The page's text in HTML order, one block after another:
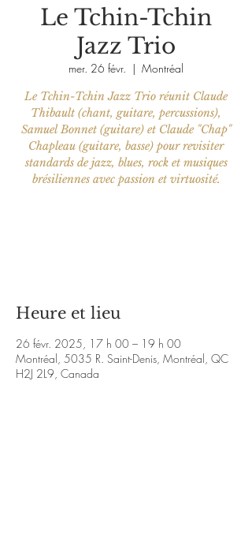
Le Tchin-Tchin
Jazz Trio
mer. 26 févr.
  |
Montréal
Le Tchin-Tchin Jazz Trio réunit Claude
Thibault (chant, guitare, percussions),
Samuel Bonnet (guitare) et Claude "Chap"
Chapleau (guitare, basse) pour revisiter
standards de jazz, blues, rock et musiques
brésiliennes avec passion et virtuosité.
Heure et lieu
26 févr. 2025, 17 h 00 – 19 h 00
Montréal, 5035 R. Saint-Denis, Montréal, QC
H2J 2L9, Canada